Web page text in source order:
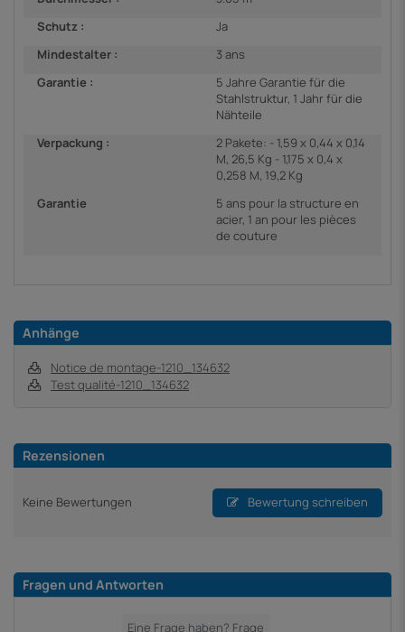
Schutz :
Ja
Mindestalter :
3 ans
Garantie :
5 Jahre Garantie für die
Stahlstruktur, 1 Jahr für die
Nähteile
Verpackung :
2 Pakete: - 1,59 x 0,44 x 0,14
M, 26,5 Kg - 1,175 x 0,4 x
0,258 M, 19,2 Kg
Garantie
5 ans pour la structure en
acier, 1 an pour les pièces
de couture
Anhänge
Notice de montage-1210_134632
Test qualité-1210_134632
Rezensionen
Keine Bewertungen Bewertung schreiben
Fragen und Antworten